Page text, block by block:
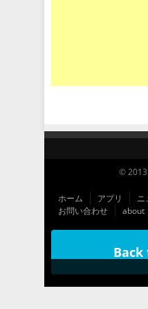
©
ホーム アプリ ニ
お問い合わせ
about
Back